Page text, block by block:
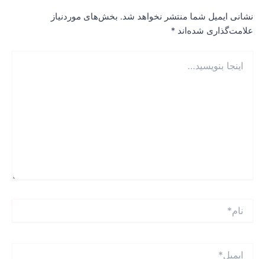
ایمیل شما منتشر نخواهد شد. بخش‌های موردنیاز
شده‌اند*